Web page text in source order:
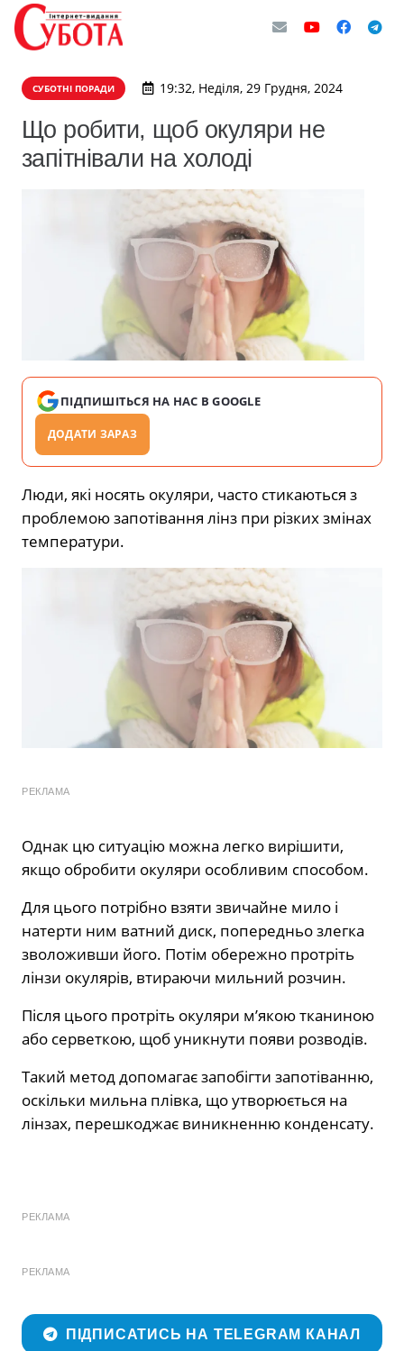
СУБОТНІ ПОРАДИ 19:32, Неділя, 29 Грудня, 2024
Що робити, щоб окуляри не
запітнівали на холоді
ПІДПИШІТЬСЯ НА НАС В GOOGLE
ДОДАТИ ЗАРАЗ
Люди, які носять окуляри, часто стикаються з
проблемою запотівання лінз при різких змінах
температури.
РЕКЛАМА
Однак цю ситуацію можна легко вирішити,
якщо обробити окуляри особливим способом.
Для цього потрібно взяти звичайне мило і
натерти ним ватний диск, попередньо злегка
зволоживши його. Потім обережно протріть
лінзи окулярів, втираючи мильний розчин.
Після цього протріть окуляри м’якою тканиною
або серветкою, щоб уникнути появи розводів.
Такий метод допомагає запобігти запотіванню,
оскільки мильна плівка, що утворюється на
лінзах, перешкоджає виникненню конденсату.
РЕКЛАМА
РЕКЛАМА
ПІДПИСАТИСЬ НА TELEGRAM КАНАЛ